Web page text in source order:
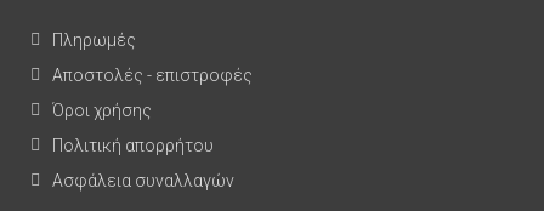
Πληρωμές
Αποστολές - επιστροφές
Όροι χρήσης
Πολιτική απορρήτου
Ασφάλεια συναλλαγών